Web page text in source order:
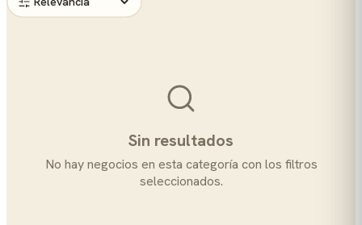
Sin resultados
No hay negocios en esta categoría con los filtros
seleccionados.